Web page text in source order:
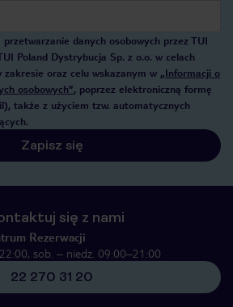
przetwarzanie danych osobowych przez TUI
Poland Dystrybucja Sp. z o.o. w celach
zakresie oraz celu wskazanym w „Informacji o
osobowych”, poprzez elektroniczną formę
także z użyciem tzw. automatycznych
Zapisz się
się z nami
Rezerwacji
sob. – niedz. 09:00–21:00
22 270 31 20